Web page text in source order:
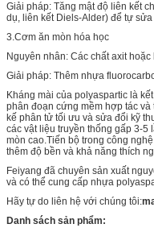
Giải pháp: Tăng mật độ liên kết
dụ, liên kết Diels-Alder) để tự
3.Cơm ăn mòn hóa học
Nguyên nhân: Các chất axit
Giải pháp: Thêm nhựa
Kháng mài của polyaspartic là
phân đoạn cứng mềm hợp tác
kế phân tử tối ưu và sửa đổi kỹ
các vật liệu truyền thống gấp 3-5
mòn cao.Tiến bộ trong công
thêm độ bền và khả năng thích
Feiyang đã chuyên sản xuất
và có thể cung cấp nhựa
Hãy tự do liên hệ với chúng tôi:
Danh sách sản phẩm: